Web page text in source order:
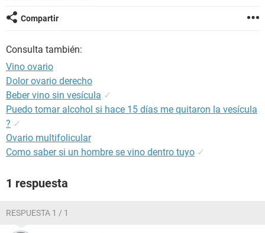
Compartir
Consulta también:
Vino ovario
Dolor ovario derecho
Beber vino sin vesícula ✓
Puedo tomar alcohol si hace 15 días me quitaron la vesícula
? ✓
Ovario multifolicular
Como saber si un hombre se vino dentro tuyo ✓
1 respuesta
RESPUESTA 1 / 1